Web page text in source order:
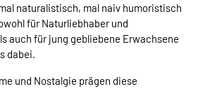
naturalistisch, mal naiv humoristisch
für Naturliebhaber und
auch für jung gebliebene Erwachsene
dabei.
und Nostalgie prägen diese